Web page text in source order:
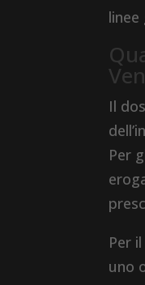
linee
Il
Per
Per
uno